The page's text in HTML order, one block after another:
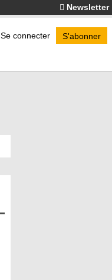
Newsletter
Se connecter S'abonner